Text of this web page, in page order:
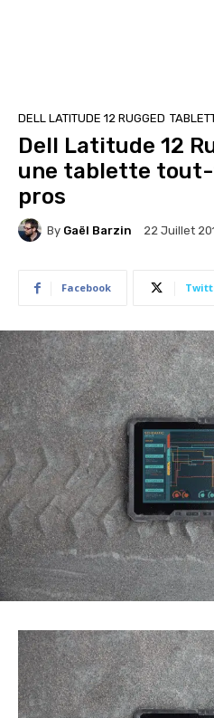
DELL LATITUDE 12 RUGGED
Dell Latitude 12
une tablette
pros
By Gaël Barzin 22 Juillet
Facebook